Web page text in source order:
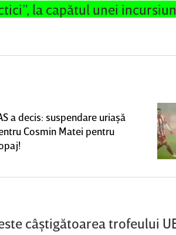
la capătul unei
a decis: suspendare uriaşă
Cosmin Matei pentru
câştigătoarea trofeului